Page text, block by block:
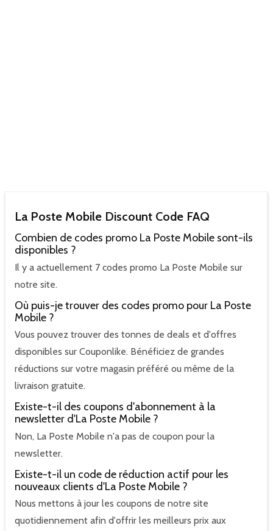
La Poste Mobile Discount Code FAQ
Combien de codes promo La Poste Mobile sont-ils
disponibles ?
Il y a actuellement 7 codes promo La Poste Mobile sur
notre site.
Où puis-je trouver des codes promo pour La Poste
Mobile ?
Vous pouvez trouver des tonnes de deals et d'offres
disponibles sur Couponlike. Bénéficiez de grandes
réductions sur votre magasin préféré ou même de la
livraison gratuite.
Existe-t-il des coupons d'abonnement à la
newsletter d'La Poste Mobile ?
Non, La Poste Mobile n'a pas de coupon pour la
newsletter.
Existe-t-il un code de réduction actif pour les
nouveaux clients d'La Poste Mobile ?
Nous mettons à jour les coupons de notre site
quotidiennement afin d'offrir les meilleurs prix aux